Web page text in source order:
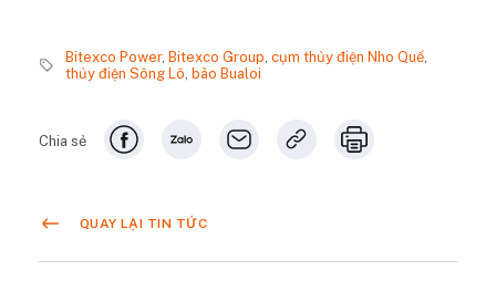
Bitexco Power, Bitexco Group, cụm thủy điện Nho Quế,
thủy điện Sông Lô, bão Bualoi
Chia sẻ
QUAY LẠI TIN TỨC